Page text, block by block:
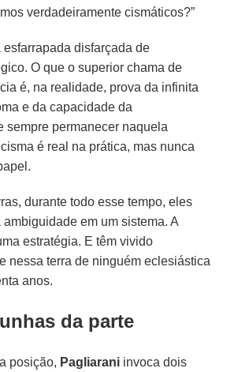
verdadeiramente cismáticos?”
esfarrapada disfarçada de
O que o superior chama de
é, na realidade, prova da infinita
e da capacidade da
sempre permanecer naquela
é real na prática, mas nunca
durante todo esse tempo, eles
ambiguidade em um sistema. A
estratégia. E têm vivido
nessa terra de ninguém eclesiástica
anos.
da parte
posição, Pagliarani invoca dois